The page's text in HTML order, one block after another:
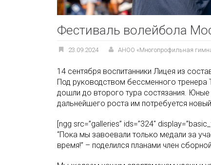
Фестиваль волейбола
23.09.2024 АНОО «Многопрофильная
14 сентября воспитанники Лицея из
Под руководством бессменного тренера
дошли до второго тура состязания.
дальнейшего роста им потребуется
[ngg src=”galleries” ids=”324″
“Пока мы завоевали только медали за
время!” – поделился планами член